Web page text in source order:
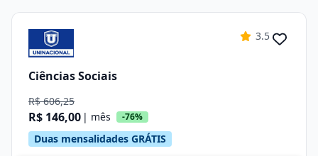
3.5
Ciências Sociais
R$ 606,25
R$ 146,00 | mês -76%
Duas mensalidades GRÁTIS